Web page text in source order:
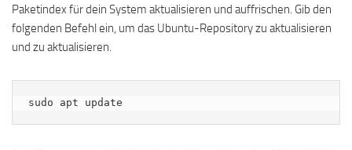
Paketindex für dein System aktualisieren und auffrischen. Gib den
folgenden Befehl ein, um das Ubuntu-Repository zu aktualisieren
und zu aktualisieren.
sudo apt update